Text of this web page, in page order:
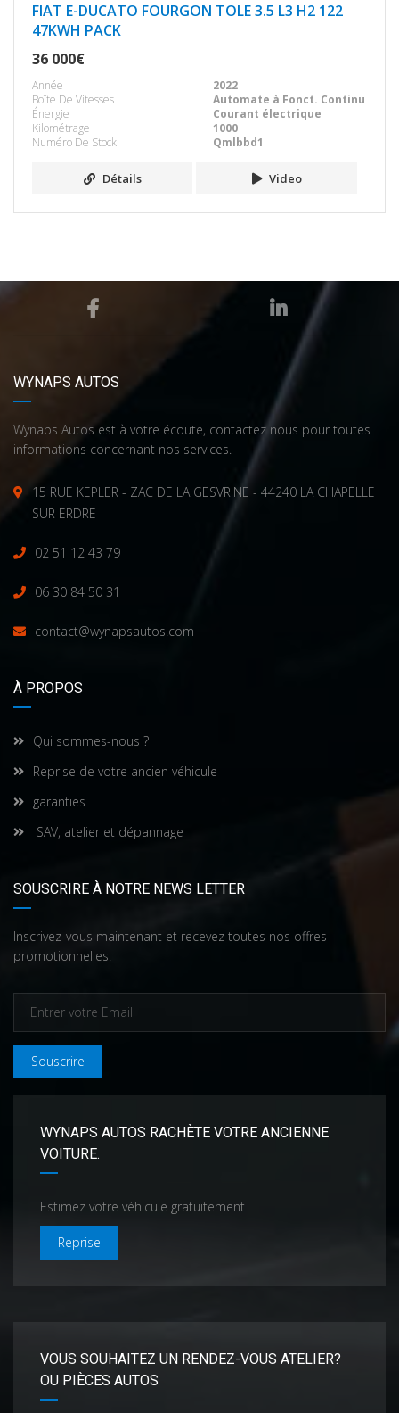
FIAT E-DUCATO FOURGON TOLE 3.5 L3 H2 122
47KWH PACK
36 000€
Année
2022
Boîte De Vitesses
Automate à Fonct. Continu
Énergie
Courant électrique
Kilométrage
1000
Numéro De Stock
Qmlbbd1
Détails Video
WYNAPS AUTOS
Wynaps Autos est à votre écoute, contactez nous pour toutes
informations concernant nos services.
15 RUE KEPLER - ZAC DE LA GESVRINE - 44240 LA CHAPELLE
SUR ERDRE
02 51 12 43 79
06 30 84 50 31
contact@wynapsautos.com
À PROPOS
Qui sommes-nous ?
Reprise de votre ancien véhicule
garanties
SAV, atelier et dépannage
SOUSCRIRE À NOTRE NEWS LETTER
Inscrivez-vous maintenant et recevez toutes nos offres
promotionnelles.
Souscrire
WYNAPS AUTOS RACHÈTE VOTRE ANCIENNE
VOITURE.
Estimez votre véhicule gratuitement
Reprise
VOUS SOUHAITEZ UN RENDEZ-VOUS ATELIER?
OU PIÈCES AUTOS